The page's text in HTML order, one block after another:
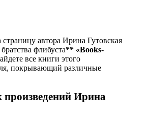
автора Ирина Гутовская
флибуста** «Books-
все книги этого
покрывающий различные
Ирина